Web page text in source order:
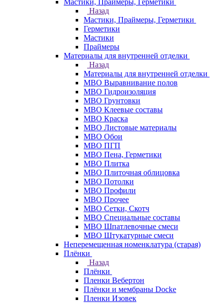
Мастики, Праймеры, Герметики
Назад
Мастики, Праймеры, Герметики
Герметики
Мастики
Праймеры
Материалы для внутренней отделки
Назад
Материалы для внутренней отделки
МВО Выравнивание полов
МВО Гидроизоляция
МВО Грунтовки
МВО Клеевые составы
МВО Краска
МВО Листовые материалы
МВО Обои
МВО ПГП
МВО Пена, Герметики
МВО Плитка
МВО Плиточная облицовка
МВО Потолки
МВО Профили
МВО Прочее
МВО Сетки, Скотч
МВО Специальные составы
МВО Шпатлевочные смеси
МВО Штукатурные смеси
Неперемещенная номенклатура (старая)
Плёнки
Назад
Плёнки
Пленки Вебертон
Плёнки и мембраны Docke
Пленки Изовек